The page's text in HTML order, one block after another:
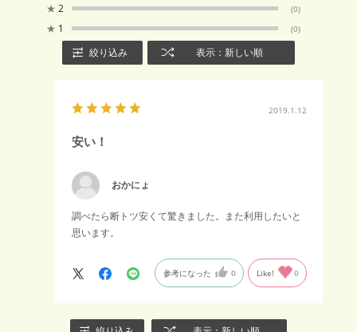
★ 2 (0)
★ 1 (0)
絞り込み 表示：新しい順
2019.1.12
安い！
おかにょ
調べたら断トツ安くて驚きました。また利用したいと
思います。
参考になった 0 Like! 0